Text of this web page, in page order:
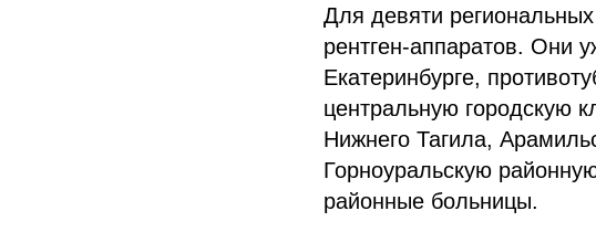
Для девяти
рентген‑аппаратов. Они
Екатеринбурге,
центральную городскую
Нижнего Тагила,
Горноуральскую
районные больницы.